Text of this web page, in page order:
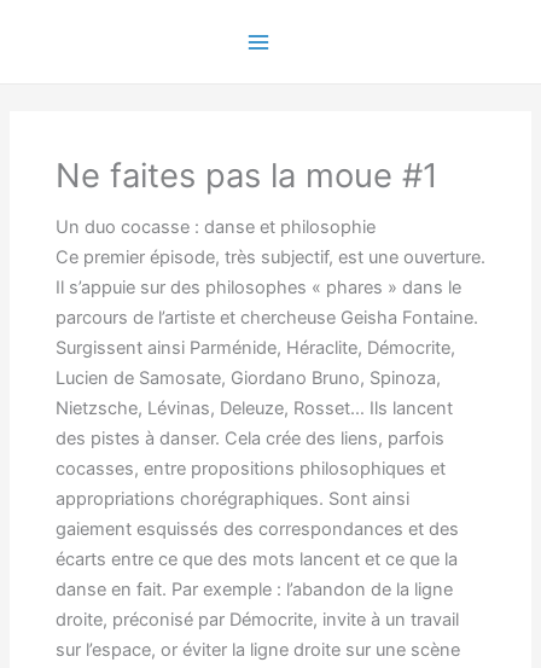
Ne faites pas la moue #1
Un duo cocasse : danse et philosophie
Ce premier épisode, très subjectif, est une ouverture.
Il s’appuie sur des philosophes « phares » dans le
parcours de l’artiste et chercheuse Geisha Fontaine.
Surgissent ainsi Parménide, Héraclite, Démocrite,
Lucien de Samosate, Giordano Bruno, Spinoza,
Nietzsche, Lévinas, Deleuze, Rosset… Ils lancent
des pistes à danser. Cela crée des liens, parfois
cocasses, entre propositions philosophiques et
appropriations chorégraphiques. Sont ainsi
gaiement esquissés des correspondances et des
écarts entre ce que des mots lancent et ce que la
danse en fait. Par exemple : l’abandon de la ligne
droite, préconisé par Démocrite, invite à un travail
sur l’espace, or éviter la ligne droite sur une scène